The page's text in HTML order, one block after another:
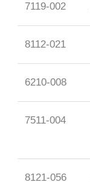
7119-002
8112-021
6210-008
7511-004
8121-056